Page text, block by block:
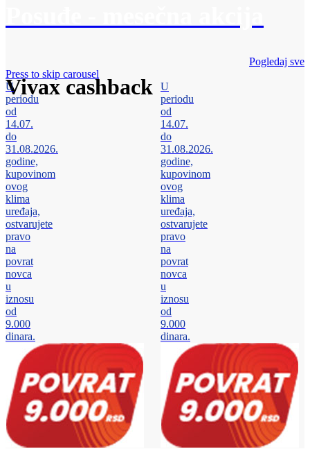
Vivax cashback
Pogledaj sve
Press to skip carousel
U
periodu
od
14.07.
do
31.08.2026.
godine,
kupovinom
ovog
klima
uređaja,
ostvarujete
pravo
na
povrat
novca
u
iznosu
od
9.000
dinara.
U
periodu
od
14.07.
do
31.08.2026.
godine,
kupovinom
ovog
klima
uređaja,
ostvarujete
pravo
na
povrat
novca
u
iznosu
od
9.000
dinara.